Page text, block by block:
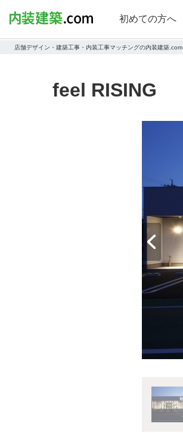
初めての方へ
店舗デザイン・建築工事・内装工事マッチングの内装建築.com
feel RISING